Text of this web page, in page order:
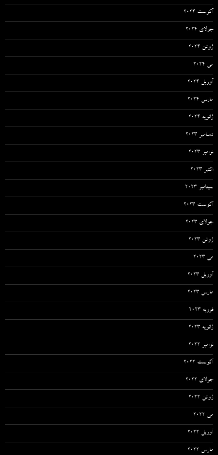
آگوست 2024
جولای 2024
ژوئن 2024
می 2024
آوریل 2024
مارس 2024
ژانویه 2024
دسامبر 2023
نوامبر 2023
اکتبر 2023
سپتامبر 2023
آگوست 2023
جولای 2023
ژوئن 2023
می 2023
آوریل 2023
مارس 2023
فوریه 2023
ژانویه 2023
نوامبر 2022
آگوست 2022
جولای 2022
ژوئن 2022
می 2022
آوریل 2022
مارس 2022